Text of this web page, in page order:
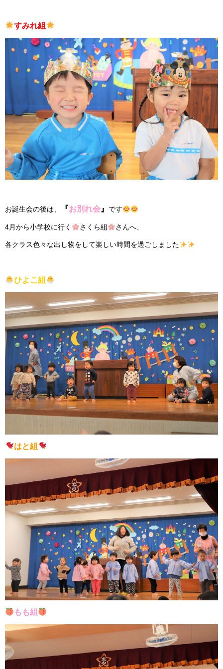
すみれ組
お誕生会の後は、 『お別れ会 』 です
4月から小学校に行く さくら組 さんへ、
各クラス色々な出し物をして楽しい時間を過ごしました
ひよこ組
はと組
もも組